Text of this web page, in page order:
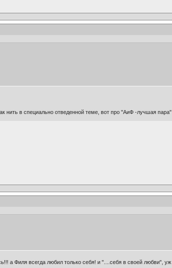
в специально отведенной теме, вот про "АиФ -лучшая
а Филя всегда любил только себя! и "....себя в своей любви",